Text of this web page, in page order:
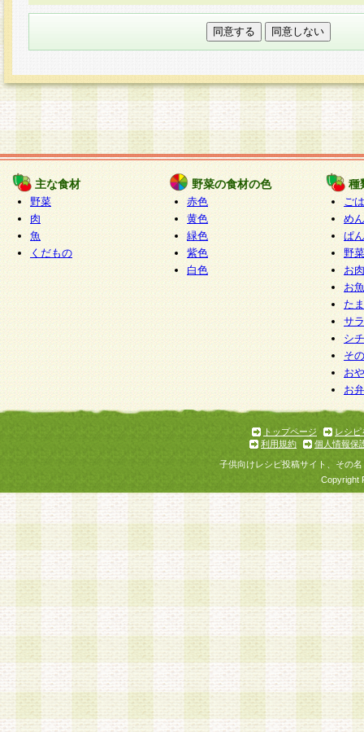
本フォームでは、セッション管理のためCookie
○個人情報の第三者提供について
力いただく個人情報は第三者に提供しません。
○個人情報の委託について
個人情報の取り扱いを外部に委託する場合は、
情報管理基準を満たす企業を選定して委託を行
が行われるよう監督します。
○開示対象個人情報の開示等および問い合わせ窓口
本人からの求めにより、当社が本件により取得
報の利用目的の通知・開示・内容の訂正・追加
停止・消去及び第三者への提供の禁止（以下、
といいます。）に応じます。
開示等に応じる窓口は以下になります。
ぱくすく食堂個人情報お客様相談窓口 paku-
m
個人情報を与えることは任意ですが、個人情報
意をいただけない場合には、当社のサービスの
お問い合わせ・ご相談への対応ができない場合
主な食材
野菜
肉
魚
くだもの
野菜の食材の色
赤色
黄色
緑色
紫色
白色
種
ご
めん
ぱん
野
お
お
た
サ
シ
そ
お
お
トップページ
レシピ
利用規約
個人情報保
子供向けレシピ投稿サイト、その
Copyright